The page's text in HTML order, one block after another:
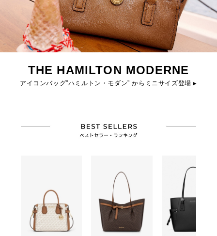
THE HAMILTON MODERNE
アイコンバッグ”ハミルトン・モダン” からミニサイズ登場 ▸